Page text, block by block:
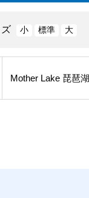
小 標準 大
Mother Lake 琵琶湖